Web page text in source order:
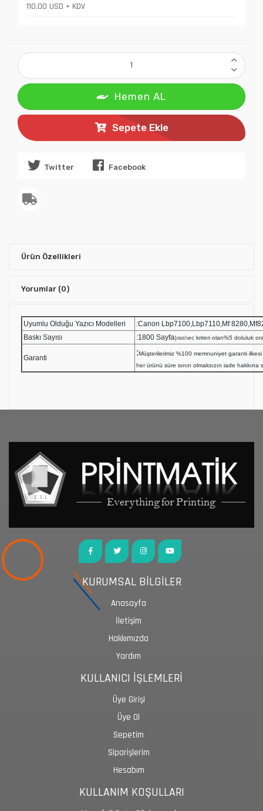
110,00 USD + KDV
Hemen AL
Sepete Ekle
Twitter Facebook
Ürün Özellikleri
Yorumlar (0)
Uyumlu Olduğu Yazıcı Modelleri
:Canon Lbp7100,Lbp7110,Mf
Baskı Sayısı
:1800 Sayfa(ıso/ıec kriteri olan%5 doluluk
Garanti
:Müşterilerimiz %100 memnuniyet garanti
her ürünü süre sınırı olmaksızın iade hakkına
KURUMSAL BİLGİLER
Anasayfa
İletişim
Hakkımızda
Yardım
KULLANICI İŞLEMLERİ
Üye Girişi
Üye Ol
Sepetim
Siparişlerim
Hesabım
KULLANIM KOŞULLARI